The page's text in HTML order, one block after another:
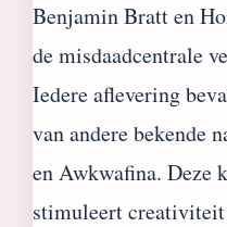
Benjamin Bratt en
de misdaadcentrale
Iedere aflevering
van andere bekende
en Awkwafina. Deze
stimuleert